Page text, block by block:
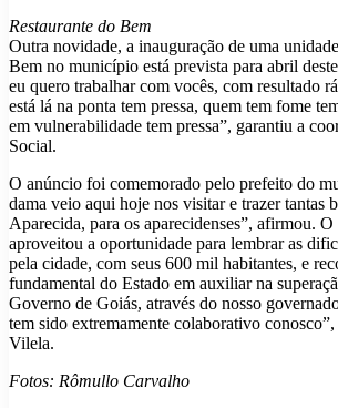
Restaurante do Bem
Outra novidade, a inauguração de uma
Bem no município está prevista para abril
eu quero trabalhar com vocês, com resultado
está lá na ponta tem pressa, quem tem fome
em vulnerabilidade tem pressa”, garantiu a
Social.
O anúncio foi comemorado pelo prefeito do
dama veio aqui hoje nos visitar e trazer tantas
Aparecida, para os aparecidenses”, afirmou.
aproveitou a oportunidade para lembrar as
pela cidade, com seus 600 mil habitantes, e
fundamental do Estado em auxiliar na
Governo de Goiás, através do nosso
tem sido extremamente colaborativo
Vilela.
Fotos: Rômullo Carvalho